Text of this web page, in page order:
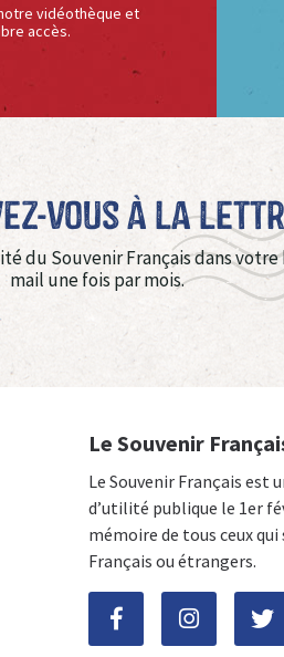
vidéothèque et
accès.
vous à La
du Souvenir Français dans
mail une fois par mois.
Le Souvenir
Le Souvenir Français est
d’utilité publique le 1er
mémoire de tous ceux
Français ou étrangers.